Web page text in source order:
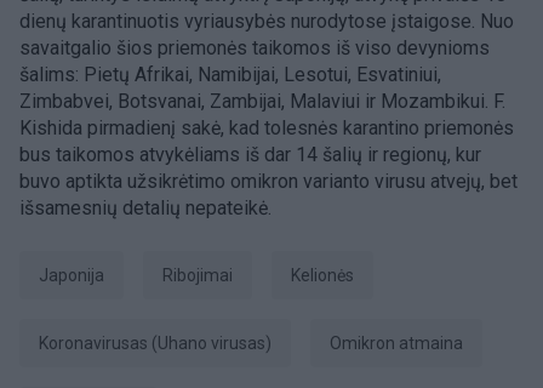
dienų karantinuotis vyriausybės nurodytose įstaigose. Nuo
savaitgalio šios priemonės taikomos iš viso devynioms
šalims: Pietų Afrikai, Namibijai, Lesotui, Esvatiniui,
Zimbabvei, Botsvanai, Zambijai, Malaviui ir Mozambikui. F.
Kishida pirmadienį sakė, kad tolesnės karantino priemonės
bus taikomos atvykėliams iš dar 14 šalių ir regionų, kur
buvo aptikta užsikrėtimo omikron varianto virusu atvejų, bet
išsamesnių detalių nepateikė.
Japonija ribojimai Kelionės
koronavirusas (Uhano virusas) Omikron atmaina